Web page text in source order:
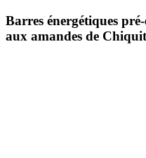
Barres énergétiques
aux amandes de